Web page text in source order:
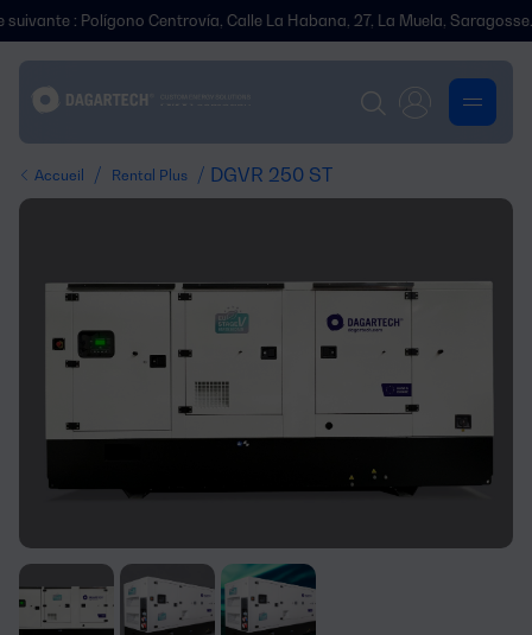
: Polígono Centrovía, Calle La Habana, 27, La Muela, Saragosse.
Accueil / Rental Plus / DGVR 250 ST